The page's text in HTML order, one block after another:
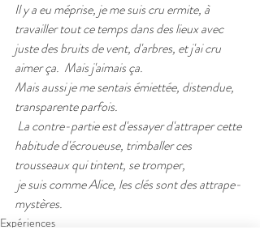
Il y a eu méprise, je me suis cru ermite, à
travailler tout ce temps dans des lieux avec
juste des bruits de vent, d'arbres, et j'ai cru
aimer ça.  Mais j'aimais ça.
Mais aussi je me sentais émiettée, distendue,
transparente parfois.
La contre-partie est d'essayer d'attraper cette
habitude d'écroueuse, trimballer ces
trousseaux qui tintent, se tromper,
je suis comme Alice, les clés sont des attrape-
mystères.
Expériences